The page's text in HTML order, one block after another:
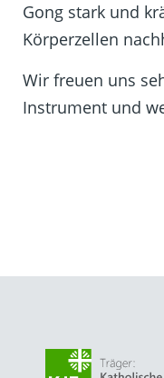
Gong stark und
Körperzellen
Wir freuen uns
Instrument und